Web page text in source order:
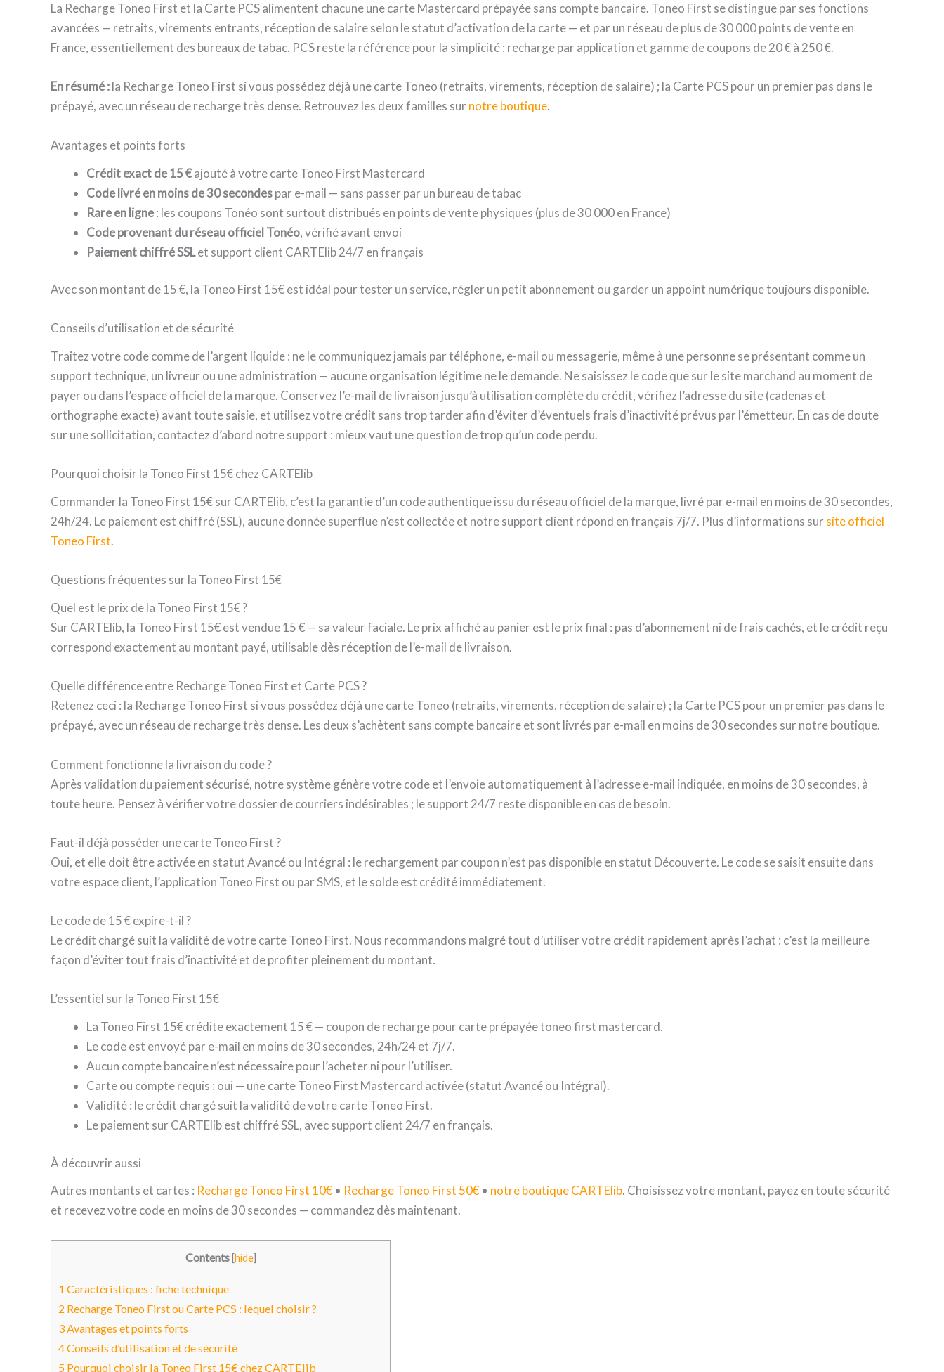
La Recharge Toneo First et la Carte PCS alimentent chacune une carte Mastercard prépayée sans compte bancaire. Toneo First se distingue par ses fonctions
avancées — retraits, virements entrants, réception de salaire selon le statut d’activation de la carte — et par un réseau de plus de 30 000 points de vente en
France, essentiellement des bureaux de tabac. PCS reste la référence pour la simplicité : recharge par application et gamme de coupons de 20 € à 250 €.
En résumé :la Recharge Toneo First si vous possédez déjà une carte Toneo (retraits, virements, réception de salaire) ; la Carte PCS pour un premier pas dans le
prépayé, avec un réseau de recharge très dense. Retrouvez les deux familles sur notre boutique.
Avantages et points forts
Crédit exact de 15 €ajouté à votre carte Toneo First Mastercard
Code livré en moins de 30 secondespar e-mail — sans passer par un bureau de tabac
Rare en ligne: les coupons Tonéo sont surtout distribués en points de vente physiques (plus de 30 000 en France)
Code provenant du réseau officiel Tonéo, vérifié avant envoi
Paiement chiffré SSLet support client CARTElib 24/7 en français
Avec son montant de 15 €, la Toneo First 15€ est idéal pour tester un service, régler un petit abonnement ou garder un appoint numérique toujours disponible.
Conseils d’utilisation et de sécurité
Traitez votre code comme de l’argent liquide : ne le communiquez jamais par téléphone, e-mail ou messagerie, même à une personne se présentant comme un
support technique, un livreur ou une administration — aucune organisation légitime ne le demande. Ne saisissez le code que sur le site marchand au moment de
payer ou dans l’espace officiel de la marque. Conservez l’e-mail de livraison jusqu’à utilisation complète du crédit, vérifiez l’adresse du site (cadenas et
orthographe exacte) avant toute saisie, et utilisez votre crédit sans trop tarder afin d’éviter d’éventuels frais d’inactivité prévus par l’émetteur. En cas de doute
sur une sollicitation, contactez d’abord notre support : mieux vaut une question de trop qu’un code perdu.
Pourquoi choisir la Toneo First 15€ chez CARTElib
Commander la Toneo First 15€ sur CARTElib, c’est la garantie d’un code authentique issu du réseau officiel de la marque, livré par e-mail en moins de 30 secondes,
24h/24. Le paiement est chiffré (SSL), aucune donnée superflue n’est collectée et notre support client répond en français 7j/7. Plus d’informations sur site officiel
Toneo First.
Questions fréquentes sur la Toneo First 15€
Quel est le prix de la Toneo First 15€ ?
Sur CARTElib, la Toneo First 15€ est vendue 15 € — sa valeur faciale. Le prix affiché au panier est le prix final : pas d’abonnement ni de frais cachés, et le crédit reçu
correspond exactement au montant payé, utilisable dès réception de l’e-mail de livraison.
Quelle différence entre Recharge Toneo First et Carte PCS ?
Retenez ceci : la Recharge Toneo First si vous possédez déjà une carte Toneo (retraits, virements, réception de salaire) ; la Carte PCS pour un premier pas dans le
prépayé, avec un réseau de recharge très dense. Les deux s’achètent sans compte bancaire et sont livrés par e-mail en moins de 30 secondes sur notre boutique.
Comment fonctionne la livraison du code ?
Après validation du paiement sécurisé, notre système génère votre code et l’envoie automatiquement à l’adresse e-mail indiquée, en moins de 30 secondes, à
toute heure. Pensez à vérifier votre dossier de courriers indésirables ; le support 24/7 reste disponible en cas de besoin.
Faut-il déjà posséder une carte Toneo First ?
Oui, et elle doit être activée en statut Avancé ou Intégral : le rechargement par coupon n’est pas disponible en statut Découverte. Le code se saisit ensuite dans
votre espace client, l’application Toneo First ou par SMS, et le solde est crédité immédiatement.
Le code de 15 € expire-t-il ?
Le crédit chargé suit la validité de votre carte Toneo First. Nous recommandons malgré tout d’utiliser votre crédit rapidement après l’achat : c’est la meilleure
façon d’éviter tout frais d’inactivité et de profiter pleinement du montant.
L’essentiel sur la Toneo First 15€
La Toneo First 15€ crédite exactement 15 € — coupon de recharge pour carte prépayée toneo first mastercard.
Le code est envoyé par e-mail en moins de 30 secondes, 24h/24 et 7j/7.
Aucun compte bancaire n’est nécessaire pour l’acheter ni pour l’utiliser.
Carte ou compte requis : oui — une carte Toneo First Mastercard activée (statut Avancé ou Intégral).
Validité : le crédit chargé suit la validité de votre carte Toneo First.
Le paiement sur CARTElib est chiffré SSL, avec support client 24/7 en français.
À découvrir aussi
Autres montants et cartes : Recharge Toneo First 10€ • Recharge Toneo First 50€ • notre boutique CARTElib. Choisissez votre montant, payez en toute sécurité
et recevez votre code en moins de 30 secondes — commandez dès maintenant.
Contents [hide]
1 Caractéristiques : fiche technique
2 Recharge Toneo First ou Carte PCS : lequel choisir ?
3Avantages et points forts
4Conseils d’utilisation et de sécurité
5 Pourquoi choisir la Toneo First 15€ chez CARTElib